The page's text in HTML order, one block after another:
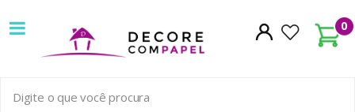
0
Decore
com
papel